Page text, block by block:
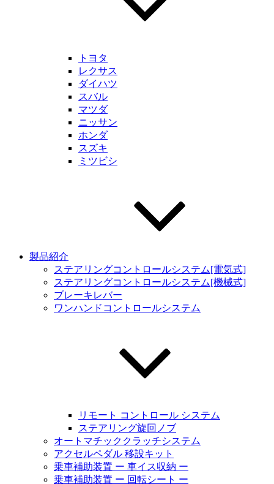
トヨタ
レクサス
ダイハツ
スバル
マツダ
ニッサン
ホンダ
スズキ
ミツビシ
製品紹介
ステアリングコントロールシステム[電気式]
ステアリングコントロールシステム[機械式]
ブレーキレバー
ワンハンドコントロールシステム
リモート コントロール システム
ステアリング旋回ノブ
オートマチッククラッチシステム
アクセルペダル 移設キット
乗車補助装置 ー 車イス収納 ー
乗車補助装置 ー 回転シート ー